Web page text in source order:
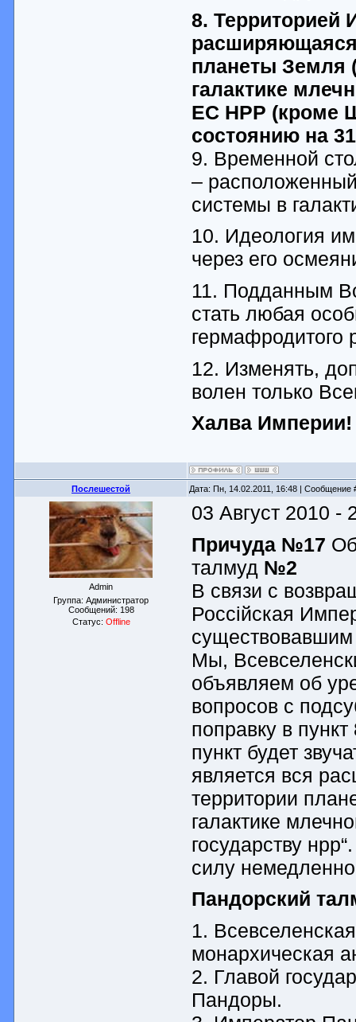
8. Территорией
расширяющаяся
планеты Земля
галактике
ЕС НРР (кроме
состоянию на
9. Временной
–
системы в
10. Идеология
через его
11. Подданным
стать любая
гермафродитого
12. Изменять,
волен только
Халва Империи!
Послешестой Дата: Пн, 14.02.2011, 16:48 | Сообщение
Admin
Группа: Администратор
Сообщений: 198
Статус: Offline
03 Август 2010 -
Причуда №17
талмуд №2
В связи с
Россiйская
Мы,
объявляем об
вопросов с
поправку в
пункт будет
является вся
территории
галактике
государству
силу
Пандорский
1.
монархическая
2. Главой
Пандоры.